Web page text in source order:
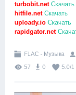
turbobit.netСкачать
hitfile.netСкачать
uploady.io Скачать
rapidgator.net
FLAC - Музыка
57
0 5.0/1